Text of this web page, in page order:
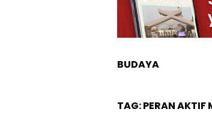
BUDAYA
TAG:PERAN AKTIF